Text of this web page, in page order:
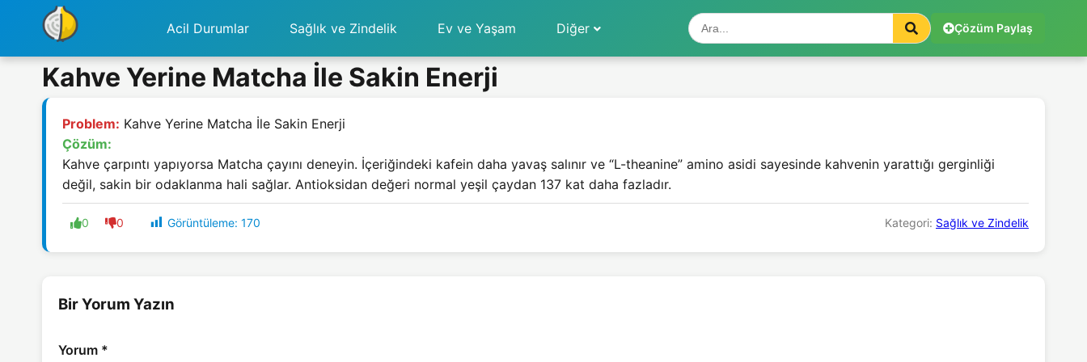
Acil Durumlar Sağlık ve Zindelik Ev ve Yaşam Diğer Çözüm Paylaş
Kahve Yerine Matcha İle Sakin Enerji
Problem: Kahve Yerine Matcha İle Sakin Enerji
Çözüm:
Kahve çarpıntı yapıyorsa Matcha çayını deneyin. İçeriğindeki kafein daha yavaş salınır ve “L-theanine” amino asidi sayesinde kahvenin yarattığı gerginliği
değil, sakin bir odaklanma hali sağlar. Antioksidan değeri normal yeşil çaydan 137 kat daha fazladır.
0 0 Görüntüleme: 170 Kategori: Sağlık ve Zindelik
Bir Yorum Yazın
Yorum *